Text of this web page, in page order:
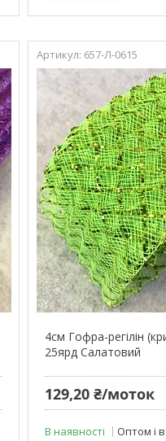
657-Л-0615
4см Гофра-регілін
25ярд Салатовий
129,20 ₴/моток
В наявності Оптом і